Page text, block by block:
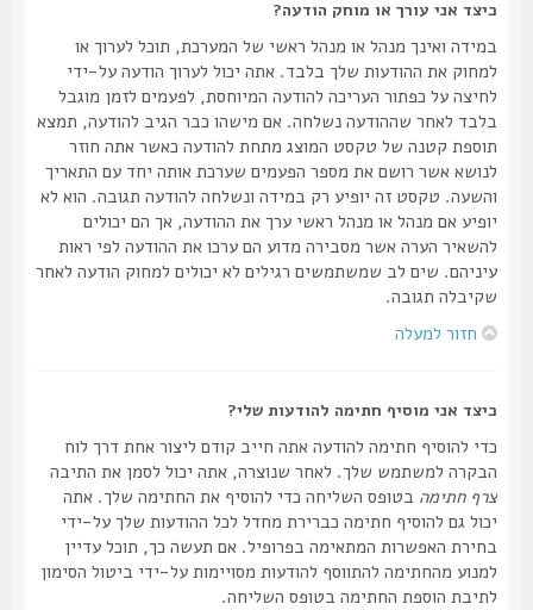
כיצד אני עורך או מוחק הודעה?
במידה ואינך מנהל או מנהל ראשי של המערכת, תוכל לערוך או
למחוק את ההודעות שלך בלבד. אתה יכול לערוך הודעה על-ידי
לחיצה על כפתור העריכה להודעה המיוחסת, לפעמים לזמן מוגבל
בלבד לאחר שההודעה נשלחה. אם מישהו כבר הגיב להודעה, תמצא
תוספת קטנה של טקסט המוצג מתחת להודעה כאשר אתה חוזר
לנושא אשר רושם את מספר הפעמים שערכת אותה יחד עם התאריך
והשעה. טקסט זה יופיע רק במידה ונשלחה להודעה תגובה. הוא לא
יופיע אם מנהל או מנהל ראשי ערך את ההודעה, אך הם יכולים
להשאיר הערה אשר מסבירה מדוע הם ערכו את ההודעה לפי ראות
עיניהם. שים לב שמשתמשים רגילים לא יכולים למחוק הודעה לאחר
שקיבלה תגובה.
חזור למעלה
כיצד אני מוסיף חתימה להודעות שלי?
כדי להוסיף חתימה להודעה אתה חייב קודם ליצור אחת דרך לוח
הבקרה למשתמש שלך. לאחר שנוצרה, אתה יכול לסמן את התיבה
צרף חתימהבטופס השליחה כדי להוסיף את החתימה שלך. אתה
יכול גם להוסיף חתימה כברירת מחדל לכל ההודעות שלך על-ידי
בחירת האפשרות המתאימה בפרופיל. אם תעשה כך, תוכל עדיין
למנוע מהחתימה להתווסף להודעות מסויימות על-ידי ביטול הסימון
לתיבת הוספת החתימה בטופס השליחה.